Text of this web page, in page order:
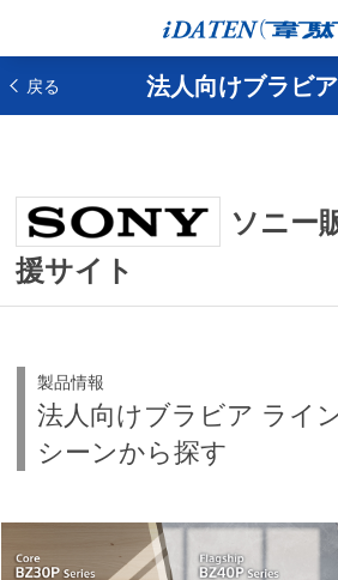
戻る 法人向けブラビ
ソニー
援サイト
製品情報
法人向けブラビア ライ
シーンから探す